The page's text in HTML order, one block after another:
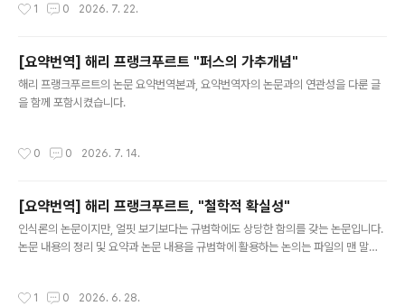
습니다. 또한 우리가 일반적으로 '객관적이다', '주관적이
적으로 명료한 해명을 갈구하는 사람들에게 특히 좋은 책
입니다.
1 0 2026. 7. 22.
[요약번역] 해리 프랭크푸르트 "퍼스의 가추개념"
해리 프랭크푸르트의 논문 요약번역본과, 요약번역자의 논문과의 연관성을 다룬 글
을 함께 포함시켰습니다.
0 0 2026. 7. 14.
[요약번역] 해리 프랭크푸르트, "철학적 확실성"
인식론의 논문이지만, 얼핏 보기보다는 규범학에도 상당한 함의를 갖는 논문입니다.
논문 내용의 정리 및 요약과 논문 내용을 규범학에 활용하는 논의는 파일의 맨 말미
1 0 2026. 6. 28.